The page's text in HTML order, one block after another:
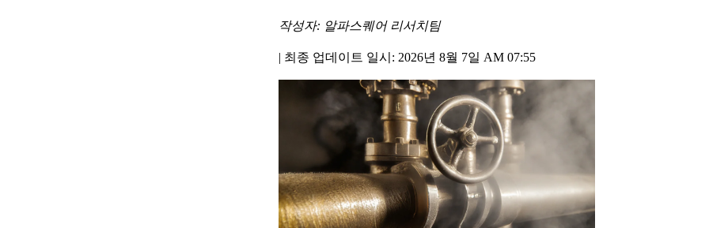
작성자: 알파스퀘어 리서치팀
| 최종 업데이트 일시: 2026년 8월 7일 AM 07:55